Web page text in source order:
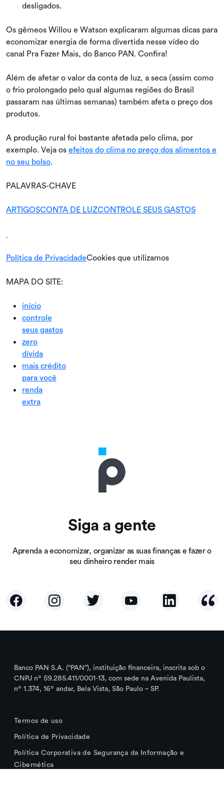
desligados.
Os gêmeos Willou e Watson explicaram algumas dicas para
economizar energia de forma divertida nesse vídeo do
canal Pra Fazer Mais, do Banco PAN. Confira!
Além de afetar o valor da conta de luz, a seca (assim como
o frio prolongado pelo qual algumas regiões do Brasil
passaram nas últimas semanas) também afeta o preço dos
produtos.
A produção rural foi bastante afetada pelo clima, por
exemplo. Veja os efeitos do clima no preço dos alimentos e
no seu bolso.
PALAVRAS-CHAVE
ARTIGOSCONTA DE LUZCONTROLE SEUS GASTOS
Política de PrivacidadeCookies que utilizamos
MAPA DO SITE:
início
controle
seus gastos
zero
dívida
mais crédito
para você
renda
extra
Siga a gente
Aprenda a economizar, organizar as suas finanças e fazer o
seu dinheiro render mais
Banco PAN S.A. (“PAN”), instituição financeira, inscrita sob o
CNPJ nº 59.285.411/0001-13, com sede na Avenida Paulista,
nº 1.374, 16º andar, Bela Vista, São Paulo – SP.
Termos de uso
Política de Privacidade
Política Corporativa de Segurança da Informação e
Cibernética